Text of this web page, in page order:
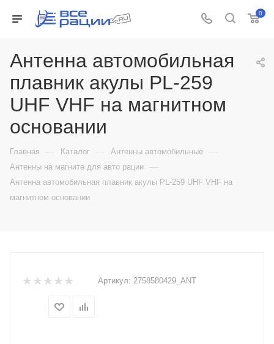
0
Антенна автомобильная
плавник акулы PL-259
UHF VHF на магнитном
основании
Главная — Каталог — Антенны автомобильные —
Антенны на магните для авто рации —
Антенна автомобильная плавник акулы PL-259 UHF VHF на
магнитном основании
Артикул: 2758580429_ANT